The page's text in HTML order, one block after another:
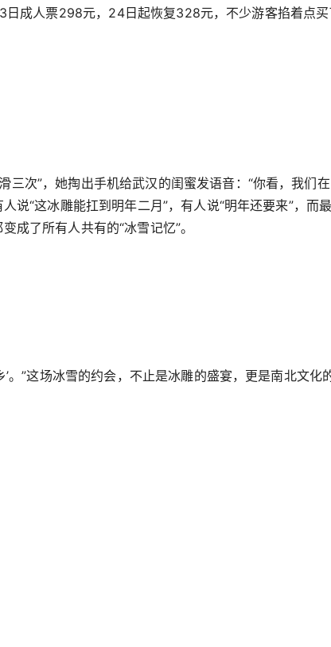
日成人票298元，24日起恢复328元，不少游客掐着点买
次”，她掏出手机给武汉的闺蜜发语音：“你看，我们
说“这冰雕能扛到明年二月”，有人说“明年还要来”，而
了所有人共有的“冰雪记忆”。
。”这场冰雪的约会，不止是冰雕的盛宴，更是南北文化